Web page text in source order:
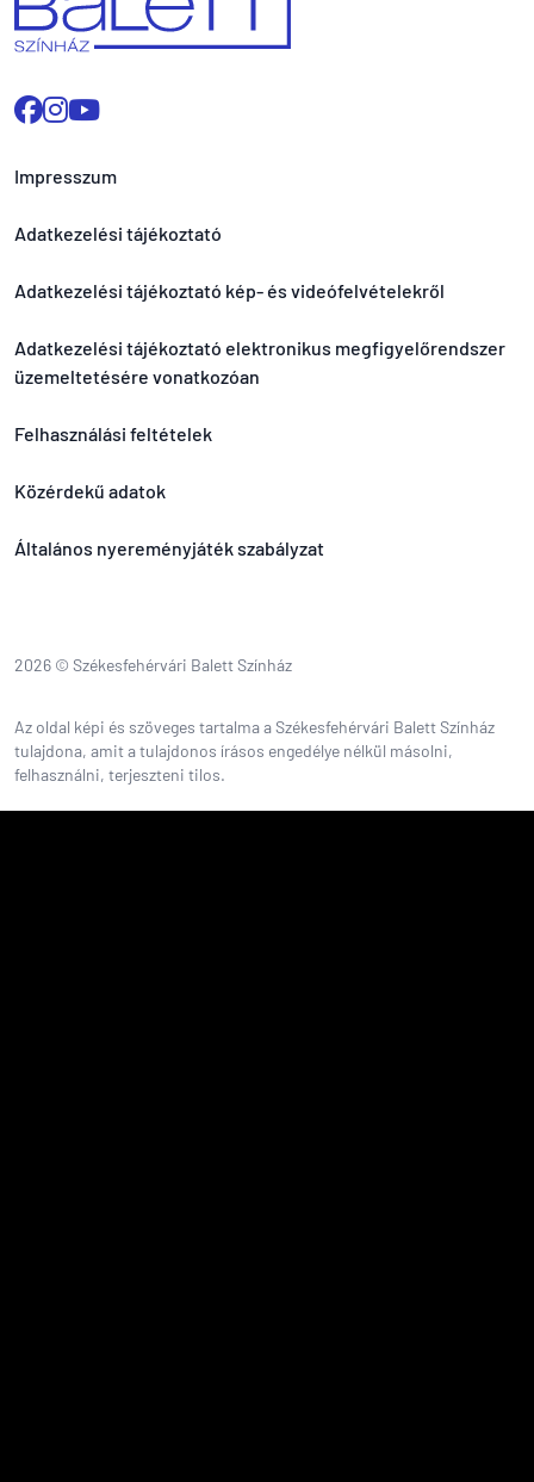
Impresszum
Adatkezelési tájékoztató
Adatkezelési tájékoztató kép- és videófelvételekről
Adatkezelési tájékoztató elektronikus megfigyelőrendszer
üzemeltetésére vonatkozóan
Felhasználási feltételek
Közérdekű adatok
Általános nyereményjáték szabályzat
2026 © Székesfehérvári Balett Színház
Az oldal képi és szöveges tartalma a Székesfehérvári Balett Színház
tulajdona, amit a tulajdonos írásos engedélye nélkül másolni,
felhasználni, terjeszteni tilos.